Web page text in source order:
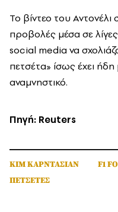
Το βίντεο του
προβολές μέσα σε
social media να
πετσέτα» ίσως έχει
αναμνηστικό.
Πηγή: Reuters
ΚΙΜ ΚΑΡΝΤΑΣΙΑΝ
F1
ΠΕΤΣΕΤΕΣ